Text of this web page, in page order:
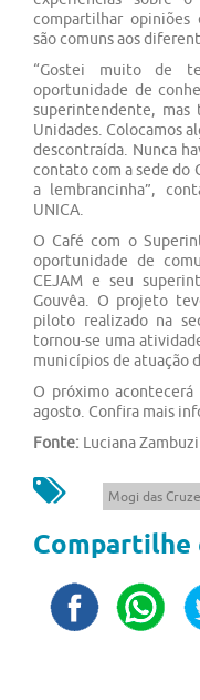
compartilhar opiniões
são comuns aos
“Gostei muito de
oportunidade de
superintendente, mas
Unidades. Colocamos
descontraída. Nunca
contato com a sede do
a lembrancinha”,
UNICA.
O Café com o
oportunidade de
CEJAM e seu
Gouvêa. O projeto
piloto realizado na
tornou-se uma
municípios de atuação
O próximo
agosto. Confira mais
Fonte: Luciana
Mogi das
Compartilhe